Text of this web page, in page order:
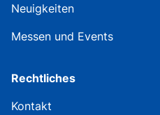
Neuigkeiten
Messen und Events
Rechtliches
Kontakt